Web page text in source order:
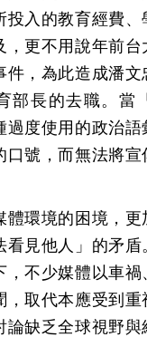
投入的教育經費
，更不用說年前台
件，為此造成潘
部長的去職。當
過度使用的政治
口號，而無法將宣
體環境的困境，更
看見他人」的矛
，不少媒體以車
，取代本應受到重
論缺乏全球視野